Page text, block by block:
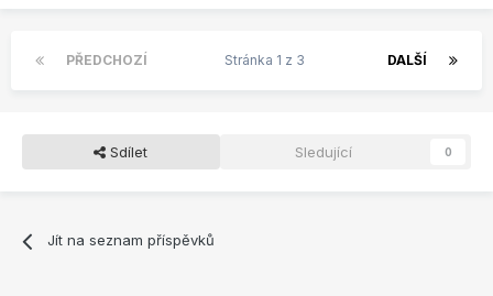
PŘEDCHOZÍ DALŠÍ
Stránka 1 z 3
Sdílet Sledující 0
Jít na seznam příspěvků